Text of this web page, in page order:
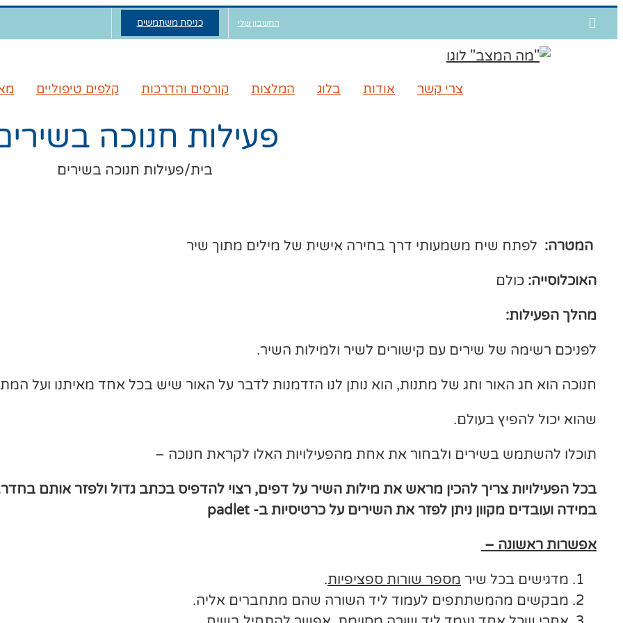
לתוכן
כניסת משתמשים החשבון שלי
קלפים טיפוליים קורסים והדרכות המלצות בלוג אודות צרי קשר
פעילות חנוכה
בית/פעילות חנוכה בשירים
המטרה: לפתח שיח משמעותי דרך בחירה אישית של מילים מתוך שיר
האוכלוסייה: כולם
מהלך הפעילות:
לפניכם רשימה של שירים עם קישורים לשיר ולמילות השיר.
חנוכה הוא חג האור וחג של מתנות, הוא נותן לנו הזדמנות לדבר על האור שיש בכל אחד מאיתנו ועל
שהוא יכול להפיץ בעולם.
תוכלו להשתמש בשירים ולבחור את אחת מהפעילויות האלו לקראת חנוכה –
בכל הפעילויות צריך להכין מראש את מילות השיר על דפים, רצוי להדפיס בכתב גדול ולפזר אותם
במידה ועובדים מקוון ניתן לפזר את השירים על כרטיסיות ב- padlet
אפשרות ראשונה –
מדגישים בכל שיר מספר שורות ספציפיות.
מבקשים מהמשתתפים לעמוד ליד השורה שהם מתחברים אליה.